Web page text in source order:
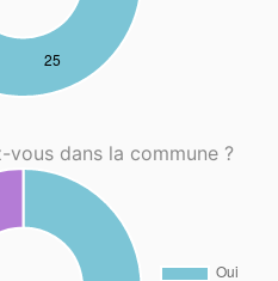
vous dans la commune ?